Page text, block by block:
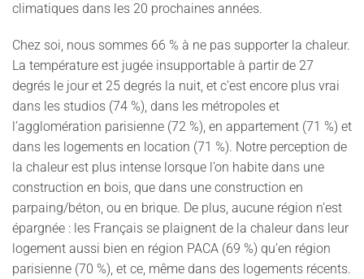
climatiques dans les 20 prochaines années.
Chez soi, nous sommes 66 % à ne pas supporter la chaleur.
La température est jugée insupportable à partir de 27
degrés le jour et 25 degrés la nuit, et c’est encore plus vrai
dans les studios (74 %), dans les métropoles et
l’agglomération parisienne (72 %), en appartement (71 %) et
dans les logements en location (71 %). Notre perception de
la chaleur est plus intense lorsque l’on habite dans une
construction en bois, que dans une construction en
parpaing/béton, ou en brique. De plus, aucune région n’est
épargnée : les Français se plaignent de la chaleur dans leur
logement aussi bien en région PACA (69 %) qu’en région
parisienne (70 %), et ce, même dans des logements récents.